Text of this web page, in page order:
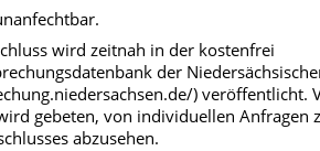
wird zeitnah in der kostenfrei
der
) veröffentlicht.
gebeten, von individuellen Anfragen
abzusehen.